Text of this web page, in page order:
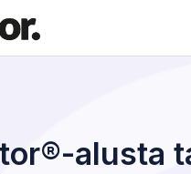
alusta